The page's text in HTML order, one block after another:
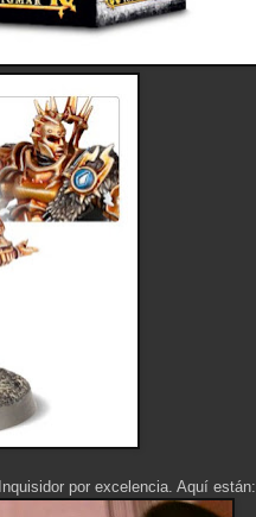
por excelencia. Aquí están: